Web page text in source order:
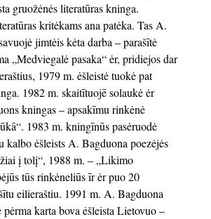
gruožėnės literatūras kninga.
kritėkams ana patėka. Tas A.
jimtėis kėta darba – parašītė
„Medviegalė pasaka“ ėr, pridiejos dar
1979 m. ėšleistė tuokė pat
1982 m. skaitītuojē solaukė ėr
kningas – apsakīmu rinkėnė
1983 m. kningīnūs pasėruodė
kalbo ėšleists A. Bagduona poezėjės
į tolį“, 1988 m. – „Likimo
tūs rinkėneliūs īr ėr puo 20
eilieraštiu. 1991 m. A. Bagduona
karta bova ėšleista Lietovuo –